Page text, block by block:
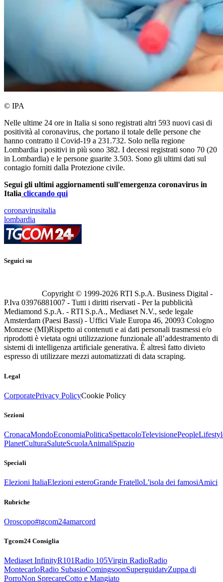
© IPA
Nelle ultime 24 ore in Italia si sono registrati altri 593 nuovi casi di
positività al coronavirus, che portano il totale delle persone che
hanno contratto il Covid-19 a 231.732. Solo nella regione
Lombardia i positivi in più sono 382. I decessi registrati sono 70 (20
in Lombardia) e le persone guarite 3.503. Sono gli ultimi dati sul
contagio forniti dalla Protezione civile.
Segui gli ultimi aggiornamenti sull'emergenza coronavirus in
Italia cliccando qui
coronavirusitalia
lombardia
Seguici su
Copyright © 1999-2026 RTI S.p.A. Business Digital -
P.Iva 03976881007 - Tutti i diritti riservati - Per la pubblicità
Mediamond S.p.A. - RTI S.p.A., Mediaset N.V., sede legale
Amsterdam (Paesi Bassi) - Uffici Viale Europa 46, 20093 Cologno
Monzese (MI)Rispetto ai contenuti e ai dati personali trasmessi e/o
riprodotti è vietata ogni utilizzazione funzionale all’addestramento di
sistemi di intelligenza artificiale generativa. È altresì fatto divieto
espresso di utilizzare mezzi automatizzati di data scraping.
Legal
CorporatePrivacy PolicyCookie Policy
Sezioni
CronacaMondoEconomiaPoliticaSpettacoloTelevisionePeople
PlanetCulturaSaluteScuolaAnimaliSpazio
Speciali
Elezioni ItaliaElezioni esteroGrande FratelloL'isola dei famosiAmici
Rubriche
Oroscopo#tgcom24amarcord
Tgcom24 Consiglia
Mediaset InfinityR101Radio 105Virgin RadioRadio
MontecarloRadio SubasioComingsoonSuperguidatvZuppa di
PorroNon SprecareCotto e Mangiato